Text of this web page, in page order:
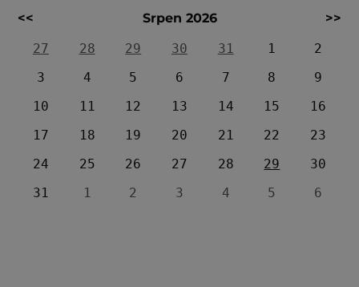
<< Srpen 2026
>>
27
28 29 30 31 1
2
3
4 5 6 7 8
9
10
11 12 13 14 15
16
17
18 19 20 21 22
23
24
25 26 27 28 29
30
31
1 2 3 4 5 6